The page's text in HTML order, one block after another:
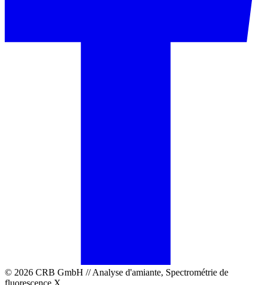
© 2026 CRB GmbH // Analyse d'amiante, Spectrométrie de
fluorescence X